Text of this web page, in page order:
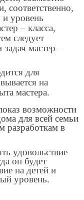
соответственно,
уровень
– класса,
следует
мастер –
для
на
мастера.
возможности
для всей семьи
разработкам в
удовольствие
он будет
на детей и
уровень.